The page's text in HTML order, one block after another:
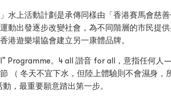
水上活動計劃是承傳同樣由「香港賽馬會慈
動出發逐步改變社會，為不同階層的市民提
港遊樂場協會建立另一康體品牌。
Programme。4 all 諧音 for all，意指任何
（ 冬天不宜下水，但陸上體驗則不會濕身
，最重要願意踏出第一步。